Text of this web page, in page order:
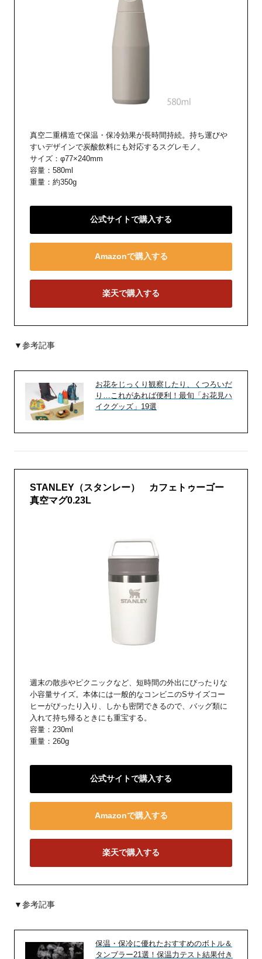
真空二重構造で保温・保冷効果が長時間持続。持ち運びや
すいデザインで炭酸飲料にも対応するスグレモノ。
サイズ：φ77×240mm
容量：580ml
重量：約350g
公式サイトで購入する
Amazonで購入する
楽天で購入する
▼参考記事
お花をじっくり観察したり、くつろいだ
り…これがあれば便利！最旬「お花見ハ
イクグッズ」19選
STANLEY（スタンレー） カフェトゥーゴー
真空マグ0.23L
週末の散歩やピクニックなど、短時間の外出にぴったりな
小容量サイズ。本体には一般的なコンビニのSサイズコー
ヒーがぴったり入り、しかも密閉できるので、バッグ類に
入れて持ち帰るときにも重宝する。
容量：230ml
重量：260g
公式サイトで購入する
Amazonで購入する
楽天で購入する
▼参考記事
保温・保冷に優れたおすすめのボトル＆
タンブラー21選！保温力テスト結果付き